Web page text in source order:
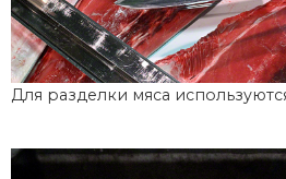
Для разделки мяса